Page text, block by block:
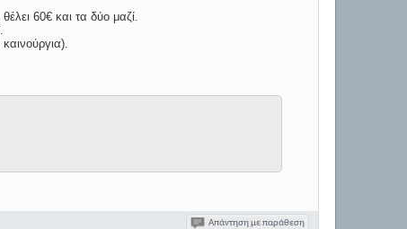
60€ και τα δύο μαζί.
Απάντηση με παράθεση